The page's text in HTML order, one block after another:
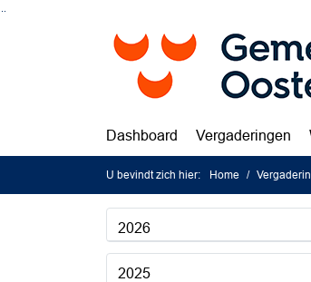
Dashboard Vergaderingen
U bevindt zich hier: Home
2026
2025